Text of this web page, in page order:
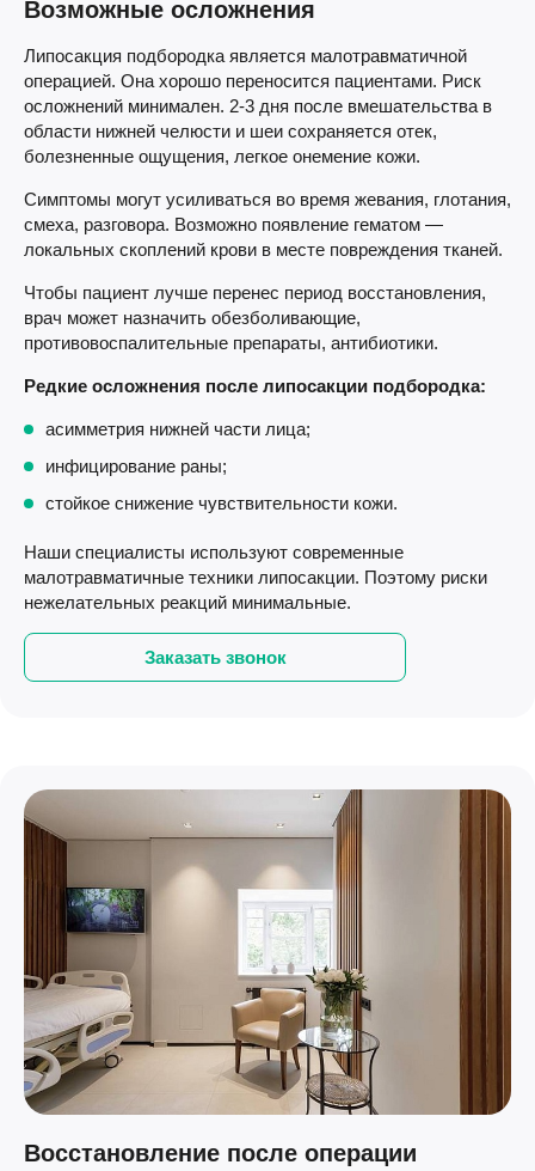
Возможные осложнения
Липосакция подбородка является малотравматичной
операцией. Она хорошо переносится пациентами. Риск
осложнений минимален. 2-3 дня после вмешательства в
области нижней челюсти и шеи сохраняется отек,
болезненные ощущения, легкое онемение кожи.
Симптомы могут усиливаться во время жевания, глотания,
смеха, разговора. Возможно появление гематом —
локальных скоплений крови в месте повреждения тканей.
Чтобы пациент лучше перенес период восстановления,
врач может назначить обезболивающие,
противовоспалительные препараты, антибиотики.
Редкие осложнения после липосакции подбородка:
асимметрия нижней части лица;
инфицирование раны;
стойкое снижение чувствительности кожи.
Наши специалисты используют современные
малотравматичные техники липосакции. Поэтому риски
нежелательных реакций минимальные.⁠
Заказать звонок
Восстановление после операции